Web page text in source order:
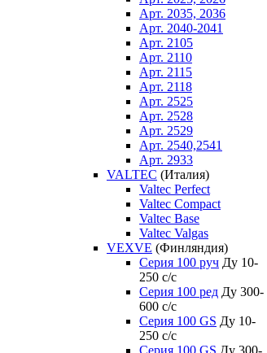
Арт. 2035, 2036
Арт. 2040-2041
Арт. 2105
Арт. 2110
Арт. 2115
Арт. 2118
Арт. 2525
Арт. 2528
Арт. 2529
Арт. 2540,2541
Арт. 2933
VALTEC (Италия)
Valtec Perfect
Valtec Compact
Valtec Base
Valtec Valgas
VEXVE (Финляндия)
Серия 100 руч Ду 10-
250 c/c
Серия 100 ред Ду 300-
600 c/c
Серия 100 GS Ду 10-
250 c/c
Серия 100 GS Ду 300-